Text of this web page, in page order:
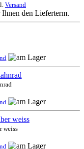
Versand
weiss